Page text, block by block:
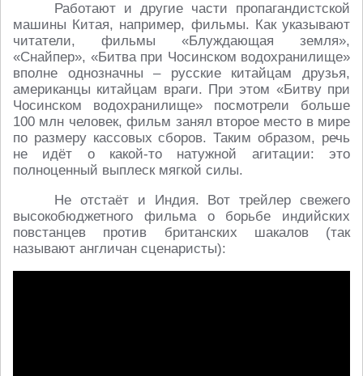
Работают и другие части пропагандистской
машины Китая, например, фильмы. Как указывают
читатели, фильмы «Блуждающая земля»,
«Снайпер», «Битва при Чосинском водохранилище»
вполне однозначны – русские китайцам друзья,
американцы китайцам враги. При этом «Битву при
Чосинском водохранилище» посмотрели больше
100 млн человек, фильм занял второе место в мире
по размеру кассовых сборов. Таким образом, речь
не идёт о какой-то натужной агитации: это
полноценный выплеск мягкой силы.
Не отстаёт и Индия. Вот трейлер свежего
высокобюджетного фильма о борьбе индийских
повстанцев против британских шакалов (так
называют англичан сценаристы):